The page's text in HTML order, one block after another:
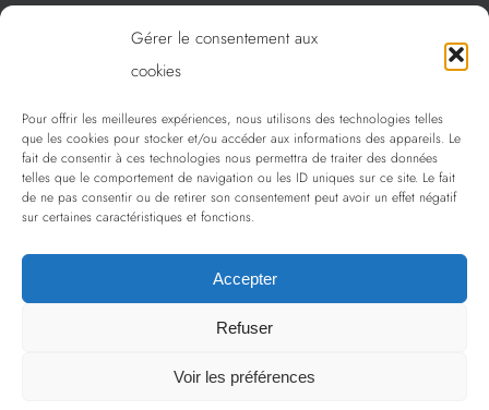
Gérer le consentement aux
cookies
Pour offrir les meilleures expériences, nous utilisons des technologies telles
que les cookies pour stocker et/ou accéder aux informations des appareils. Le
fait de consentir à ces technologies nous permettra de traiter des données
telles que le comportement de navigation ou les ID uniques sur ce site. Le fait
de ne pas consentir ou de retirer son consentement peut avoir un effet négatif
sur certaines caractéristiques et fonctions.
Accepter
Refuser
Voir les préférences
SOMMAIRE
Créations métal sur mesure
La sélection Prescott
Services
Politique de confidentialité